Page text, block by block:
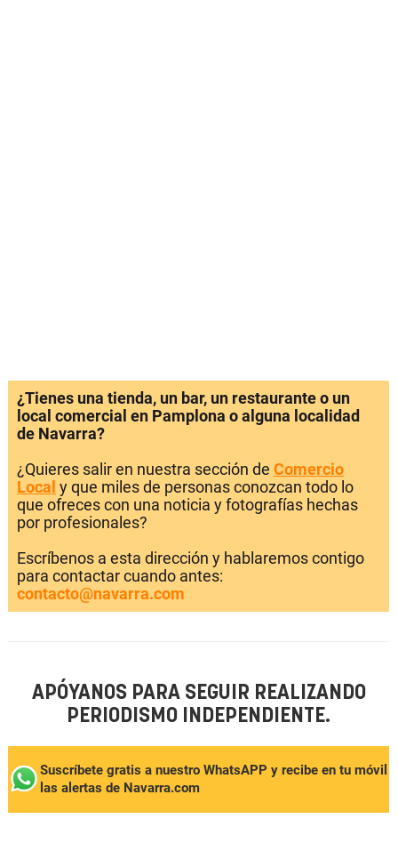
¿Tienes una tienda, un bar, un restaurante o un
local comercial en Pamplona o alguna localidad
de Navarra?
¿Quieres salir en nuestra sección de Comercio
Local y que miles de personas conozcan todo lo
que ofreces con una noticia y fotografías hechas
por profesionales?
Escríbenos a esta dirección y hablaremos contigo
para contactar cuando antes:
contacto@navarra.com
APÓYANOS PARA SEGUIR REALIZANDO
PERIODISMO INDEPENDIENTE.
Suscríbete gratis a nuestro WhatsAPP y recibe en tu móvil
las alertas de Navarra.com